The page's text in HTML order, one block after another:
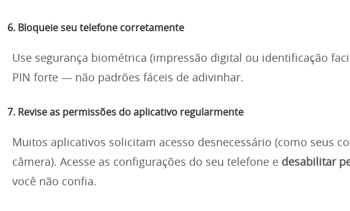
6. Bloqueie seu telefone corretamente
Use segurança biométrica (impressão digital ou identificação
PIN forte — não padrões fáceis de adivinhar.
7. Revise as permissões do aplicativo regularmente
Muitos aplicativos solicitam acesso desnecessário (como seus
câmera). Acesse as configurações do seu telefone e desabilitar
você não confia.